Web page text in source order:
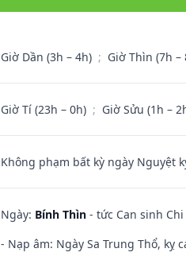
Giờ Dần (3h – 4h) ; Giờ Thìn (7h –
Giờ Tí (23h – 0h) ; Giờ Sửu (1h –
Không phạm bất kỳ ngày Nguyệt
Ngày: Bính Thìn - tức Can sinh
- Nạp âm: Ngày Sa Trung Thổ, kỵ